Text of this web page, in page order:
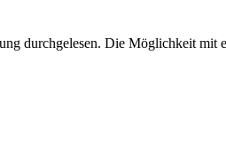
durchgelesen. Die Möglichkeit